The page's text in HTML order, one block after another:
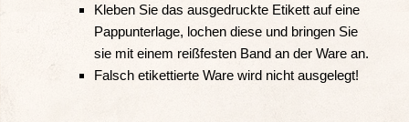
Kleben Sie das ausgedruckte Etikett auf eine
Pappunterlage, lochen diese und bringen Sie
sie mit einem reißfesten Band an der Ware an.
Falsch etikettierte Ware wird nicht ausgelegt!